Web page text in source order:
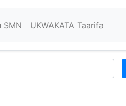
SMN UKWAKATA Taarifa